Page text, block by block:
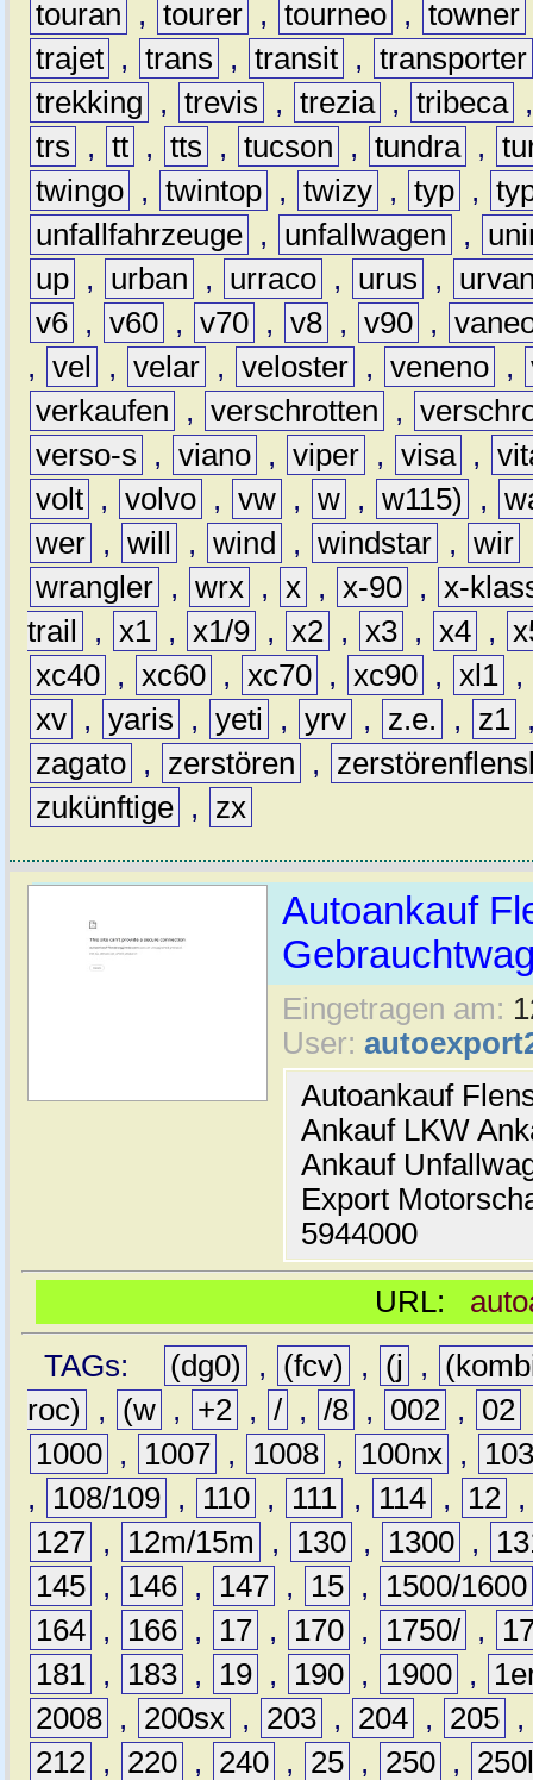
touran , tourer , tourneo , towner
trajet , trans , transit , transporter
trekking
, trevis , trezia , tribeca
trs
, tt , tts , tucson , tundra ,
twingo , twintop , twizy , typ ,
unfallfahrzeuge , unfallwagen ,
up , urban , urraco , urus ,
v6 , v60 , v70 , v8 , v90 ,
, vel , velar , veloster , veneno ,
verkaufen
, verschrotten ,
verso-s
, viano , viper , visa ,
volt , volvo , vw , w , w115) ,
wer , will , wind , windstar , wir
wrangler , wrx , x , x-90 , x-
trail
, x1 , x1/9 , x2 , x3 , x4 ,
xc40 , xc60 , xc70 , xc90 , xl1 ,
xv , yaris , yeti , yrv , z.e. , z1
zagato , zerstören ,
zukünftige , zx
Autoankauf
Eingetragen am:
User:
Autoankauf
Ankauf LKW
Ankauf
Export
5944000
URL:
TAGs:
(dg0) , (fcv) , (j ,
roc)
, (w , +2 , / , /8 , 002 , 02
1000 , 1007 , 1008 , 100nx ,
,
108/109 , 110 , 111 , 114 , 12
127 , 12m/15m , 130 , 1300 ,
145 , 146 , 147 , 15 ,
1500/1600
164 , 166 , 17 , 170 , 1750/ ,
181 , 183 , 19 , 190 , 1900 ,
2008 , 200sx , 203 , 204 , 205 ,
212 , 220 , 240 , 25 , 250 ,